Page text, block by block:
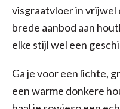
visgraatvloer in vrijwel
brede aanbod aan
elke stijl wel een
Ga je voor een lichte,
een warme donkere